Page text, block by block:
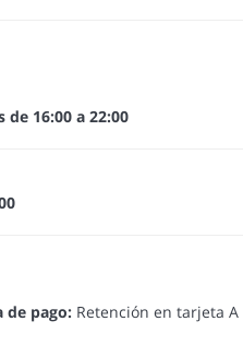
de 16:00 a 22:00
de pago: Retención en tarjeta A